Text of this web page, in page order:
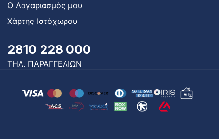
Ο Λογαριασμός μου
Χάρτης Ιστόχωρου
2810 228 000
ΤΗΛ. ΠΑΡΑΓΓΕΛΙΩΝ